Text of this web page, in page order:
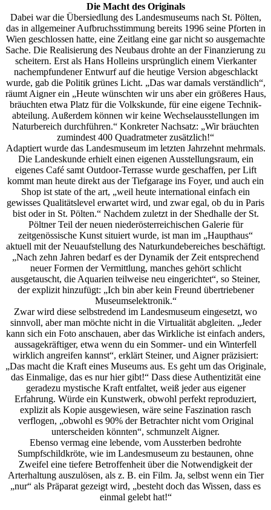
Die Macht des Originals
Dabei war die Übersiedlung des Landesmuseums nach St. Pölten,
das in allgemeiner Aufbruchsstimmung bereits 1996 seine Pforten in
Wien geschlossen hatte, eine Zeitlang eine gar nicht so ausgemachte
Sache. Die Realisierung des Neubaus drohte an der Finanzierung zu
scheitern. Erst als Hans Holleins ursprünglich einem Vierkanter
nachempfundener Entwurf auf die heutige Version abgeschlackt
wurde, gab die Politik grünes Licht. „Das war damals verständlich“,
räumt Aigner ein „Heute wünschten wir uns aber ein größeres Haus,
bräuchten etwa Platz für die Volkskunde, für eine eigene Technik­
abteilung. Außerdem können wir keine Wechselausstellungen im
Naturbereich durchführen.“ Konkreter Nachsatz: „Wir bräuchten
zumindest 400 Quadratmeter zusätzlich!“
Adaptiert wurde das Landesmuseum im letzten Jahrzehnt mehrmals.
Die Landeskunde erhielt einen eigenen Ausstellungsraum, ein
eigenes Café samt Outdoor-Terrasse wurde geschaffen, per Lift
kommt man heute direkt aus der Tiefgarage ins Foyer, und auch ein
Shop ist state of the art, „weil heute international einfach ein
gewisses Qualitätslevel erwartet wird, und zwar egal, ob du in Paris
bist oder in St. Pölten.“ Nachdem zuletzt in der Shedhalle der St.
Pöltner Teil der neuen niederösterreichischen Galerie für
zeitgenössische Kunst situiert wurde, ist man im „Haupthaus“
aktuell mit der Neuaufstellung des Naturkundebereiches beschäftigt.
„Nach zehn Jahren bedarf es der Dynamik der Zeit entsprechend
neuer Formen der Vermittlung, manches gehört schlicht
ausgetauscht, die Aquarien teilweise neu eingerichtet“, so Steiner,
der explizit hinzufügt: „Ich bin aber kein Freund übertriebener
Museumselektronik.“
Zwar wird diese selbstredend im Landesmuseum eingesetzt, wo
sinnvoll, aber man möchte nicht in die Virtualität abgleiten. „Jeder
kann sich ein Foto anschauen, aber das Wirkliche ist einfach anders,
aussagekräftiger, etwa wenn du ein Sommer- und ein Winterfell
wirklich angreifen kannst“, erklärt Steiner, und Aigner präzisiert:
„Das macht die Kraft eines Museums aus. Es geht um das Originale,
das Einmalige, das es nur hier gibt!“ Dass diese Authentizität eine
geradezu mystische Kraft entfaltet, weiß jeder aus eigener
Erfahrung. Würde ein Kunstwerk, obwohl perfekt reproduziert,
explizit als Kopie ausgewiesen, wäre seine Faszination rasch
verflogen, „obwohl es 90% der Betrachter nicht vom Original
unterscheiden könnten“, schmunzelt Aigner.
Ebenso vermag eine lebende, vom Aussterben bedrohte
Sumpfschildkröte, wie im Landesmuseum zu bestaunen, ohne
Zweifel eine tiefere Betroffenheit über die Notwendigkeit der
Arterhaltung auszulösen, als z. B. ein Film. Ja, selbst wenn ein Tier
„nur“ als Präparat gezeigt wird, „besteht doch das Wissen, dass es
einmal gelebt hat!“